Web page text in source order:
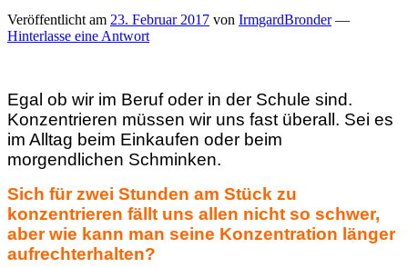
Veröffentlicht am 23. Februar 2017 von IrmgardBronder —
Hinterlasse eine Antwort
Egal ob wir im Beruf oder in der Schule sind.
Konzentrieren müssen wir uns fast überall. Sei es
im Alltag beim Einkaufen oder beim
morgendlichen Schminken.
Sich für zwei Stunden am Stück zu
konzentrieren fällt uns allen nicht so schwer,
aber wie kann man seine Konzentration länger
aufrechterhalten?